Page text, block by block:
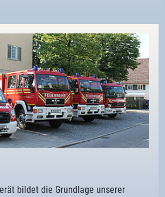
bildet die Grundlage unserer